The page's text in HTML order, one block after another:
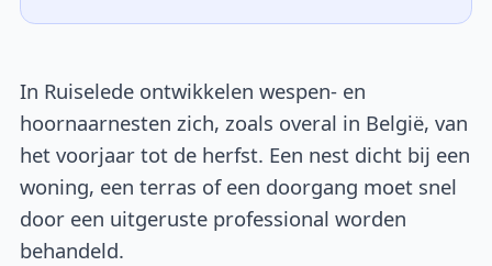
In Ruiselede ontwikkelen wespen- en
hoornaarnesten zich, zoals overal in België, van
het voorjaar tot de herfst. Een nest dicht bij een
woning, een terras of een doorgang moet snel
door een uitgeruste professional worden
behandeld.